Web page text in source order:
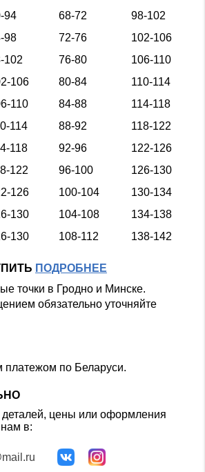
94 68-72
98-102
98 72-76
102-106
102 76-80
106-110
106 80-84
110-114
110 84-88
114-118
114 88-92
118-122
118 92-96
122-126
122 96-100
126-130
126 100-104
130-134
130 104-108
134-138
130 108-112 138-142
ПОДРОБНЕЕ
точки в Гродно и Минске.
обязательно уточняйте
по Беларуси.
деталей, цены или оформления
в: